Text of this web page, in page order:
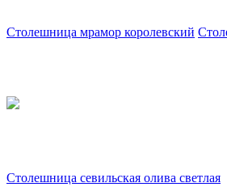
Столешница мрамор королевский
Столешница севильская олива светлая